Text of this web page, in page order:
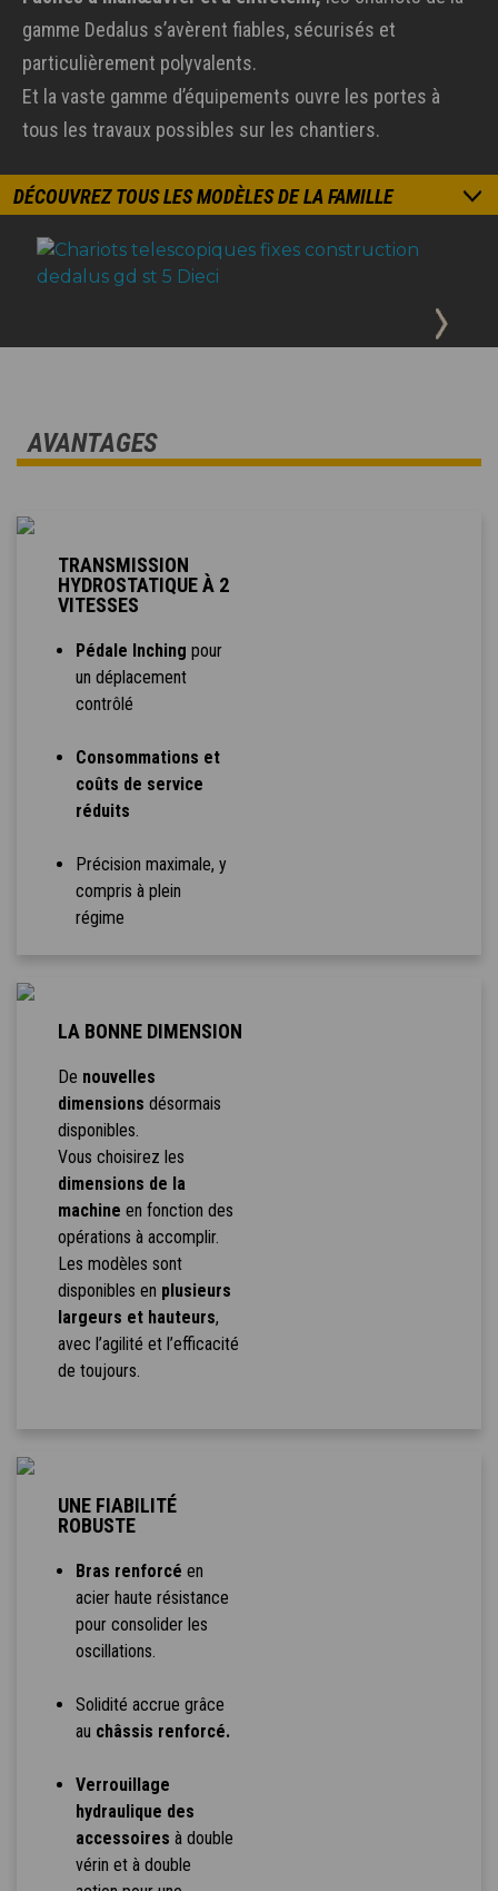
gamme Dedalus s’avèrent fiables, sécurisés et
particulièrement polyvalents.
Et la vaste gamme d’équipements ouvre les portes à
tous les travaux possibles sur les chantiers.
DÉCOUVREZ TOUS LES MODÈLES DE LA FAMILLE
AVANTAGES
TRANSMISSION
HYDROSTATIQUE À 2
VITESSES
Pédale Inching pour
un déplacement
contrôlé
Consommations et
coûts de service
réduits
Précision maximale, y
compris à plein
régime
LA BONNE DIMENSION
De nouvelles
dimensions désormais
disponibles.
Vous choisirez les
dimensions de la
machine en fonction des
opérations à accomplir.
Les modèles sont
disponibles en plusieurs
largeurs et hauteurs,
avec l’agilité et l’efficacité
de toujours.
UNE FIABILITÉ
ROBUSTE
Bras renforcé en
acier haute résistance
pour consolider les
oscillations.
Solidité accrue grâce
au châssis renforcé.
Verrouillage
hydraulique des
accessoires à double
vérin et à double